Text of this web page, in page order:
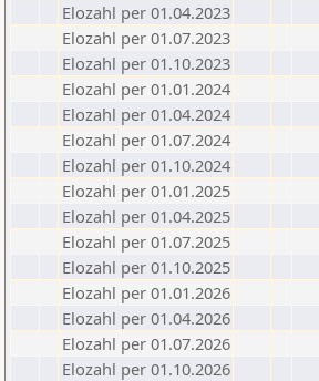
Elozahl per 01.04.2023
Elozahl per 01.07.2023
Elozahl per 01.10.2023
Elozahl per 01.01.2024
Elozahl per 01.04.2024
Elozahl per 01.07.2024
Elozahl per 01.10.2024
Elozahl per 01.01.2025
Elozahl per 01.04.2025
Elozahl per 01.07.2025
Elozahl per 01.10.2025
Elozahl per 01.01.2026
Elozahl per 01.04.2026
Elozahl per 01.07.2026
Elozahl per 01.10.2026